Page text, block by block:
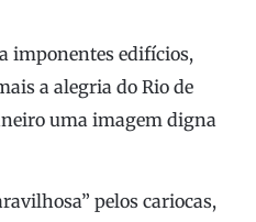
imponentes edifícios,
a alegria do Rio de
uma imagem digna
pelos cariocas,